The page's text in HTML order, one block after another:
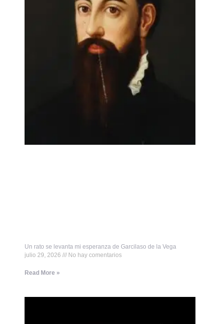
Un rato se levanta mi esperanza de Garcilaso de la Vega
julio 29, 2026
No hay comentarios
Read More »